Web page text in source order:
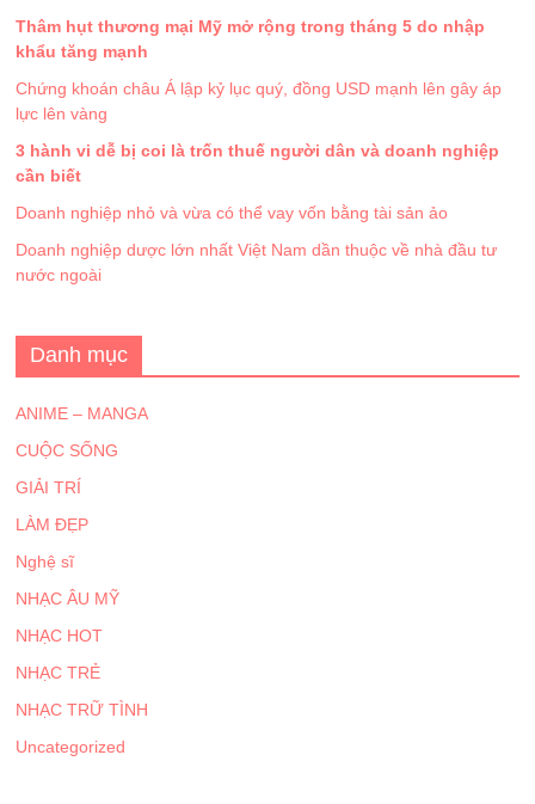
Thâm hụt thương mại Mỹ mở rộng trong tháng 5 do nhập
khẩu tăng mạnh
Chứng khoán châu Á lập kỷ lục quý, đồng USD mạnh lên gây áp
lực lên vàng
3 hành vi dễ bị coi là trốn thuế người dân và doanh nghiệp
cần biết
Doanh nghiệp nhỏ và vừa có thể vay vốn bằng tài sản ảo
Doanh nghiệp dược lớn nhất Việt Nam dần thuộc về nhà đầu tư
nước ngoài
Danh mục
ANIME – MANGA
CUỘC SỐNG
GIẢI TRÍ
LÀM ĐẸP
Nghệ sĩ
NHẠC ÂU MỸ
NHẠC HOT
NHẠC TRẺ
NHẠC TRỮ TÌNH
Uncategorized